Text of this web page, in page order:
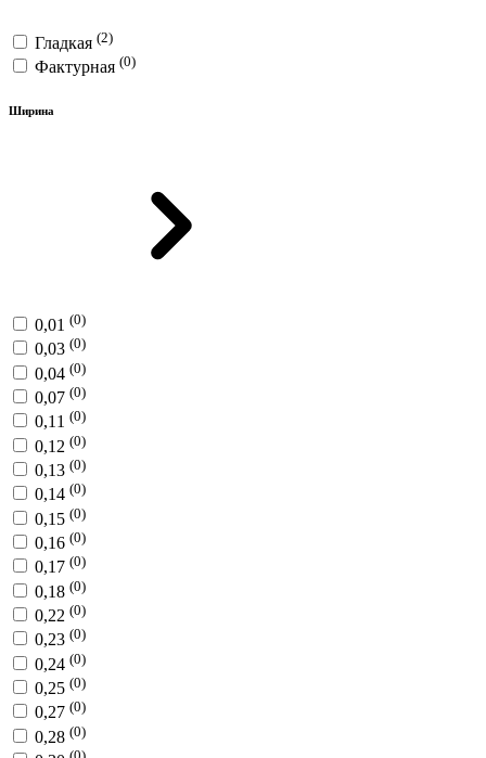
Гладкая (2)
Фактурная (0)
Ширина
0,01 (0)
0,03 (0)
0,04 (0)
0,07 (0)
0,11 (0)
0,12 (0)
0,13 (0)
0,14 (0)
0,15 (0)
0,16 (0)
0,17 (0)
0,18 (0)
0,22 (0)
0,23 (0)
0,24 (0)
0,25 (0)
0,27 (0)
0,28 (0)